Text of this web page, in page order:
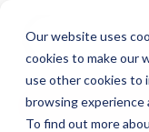
Our website uses
cookies to make our
use other cookies to
browsing experience
To find out more